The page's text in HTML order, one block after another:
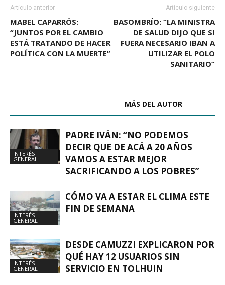
Artículo anterior
MABEL CAPARRÓS:
“JUNTOS POR EL CAMBIO
ESTÁ TRATANDO DE HACER
POLÍTICA CON LA MUERTE”
Artículo siguiente
BASOMBRÍO: “LA MINISTRA
DE SALUD DIJO QUE SI
FUERA NECESARIO IBAN A
UTILIZAR EL POLO
SANITARIO”
MÁS DEL AUTOR
INTERÉS
GENERAL
PADRE IVÁN: “NO PODEMOS
DECIR QUE DE ACÁ A 20 AÑOS
VAMOS A ESTAR MEJOR
SACRIFICANDO A LOS POBRES”
INTERÉS
GENERAL
CÓMO VA A ESTAR EL CLIMA ESTE
FIN DE SEMANA
INTERÉS
GENERAL
DESDE CAMUZZI EXPLICARON POR
QUÉ HAY 12 USUARIOS SIN
SERVICIO EN TOLHUIN